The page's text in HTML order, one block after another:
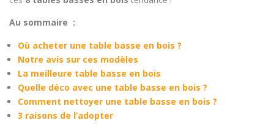
Au sommaire :
Où acheter une table basse en bois ?
Notre avis sur ces modèles
La meilleure table basse en bois
Quelle déco avec une table basse en bois ?
Comment nettoyer une table basse en bois ?
3 raisons de l’adopter